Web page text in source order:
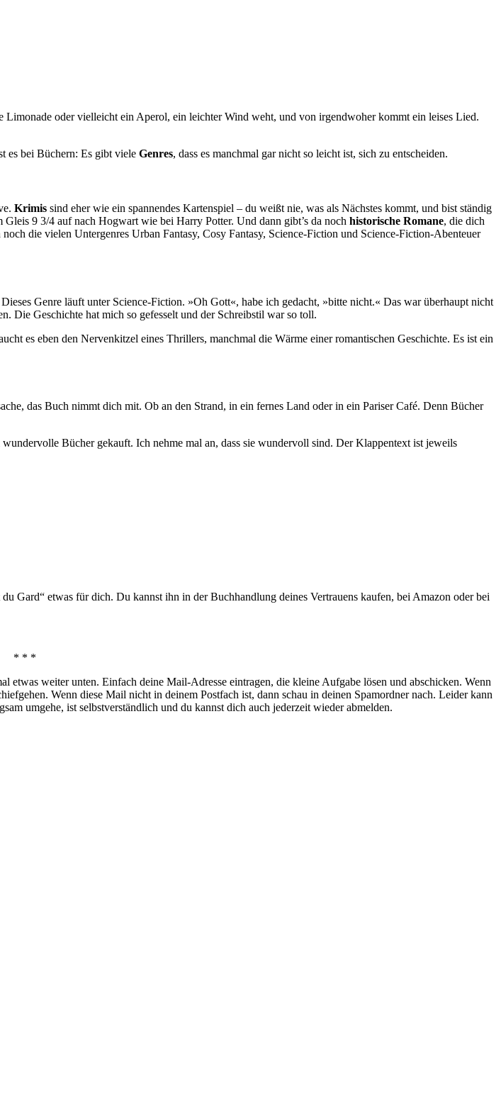
oder vielleicht ein Aperol, ein leichter Wind weht, und von irgendwoher kommt ein leises Lied.
es bei Büchern: Es gibt viele Genres, dass es manchmal gar nicht so leicht ist, sich zu entscheiden.
Krimis sind eher wie ein spannendes Kartenspiel – du weißt nie, was als Nächstes kommt, und bist ständig
9 3/4 auf nach Hogwart wie bei Harry Potter. Und dann gibt’s da noch historische Romane, die dich
die vielen Untergenres Urban Fantasy, Cosy Fantasy, Science-Fiction und Science-Fiction-Abenteuer
Genre läuft unter Science-Fiction. »Oh Gott«, habe ich gedacht, »bitte nicht.« Das war überhaupt nicht
Die Geschichte hat mich so gefesselt und der Schreibstil war so toll.
es eben den Nervenkitzel eines Thrillers, manchmal die Wärme einer romantischen Geschichte. Es ist ein
das Buch nimmt dich mit. Ob an den Strand, in ein fernes Land oder in ein Pariser Café. Denn Bücher
Bücher gekauft. Ich nehme mal an, dass sie wundervoll sind. Der Klappentext ist jeweils
Gard“ etwas für dich. Du kannst ihn in der Buchhandlung deines Vertrauens kaufen, bei Amazon oder bei
* * *
weiter unten. Einfach deine Mail-Adresse eintragen, die kleine Aufgabe lösen und abschicken. Wenn
Wenn diese Mail nicht in deinem Postfach ist, dann schau in deinen Spamordner nach. Leider kann
umgehe, ist selbstverständlich und du kannst dich auch jederzeit wieder abmelden.